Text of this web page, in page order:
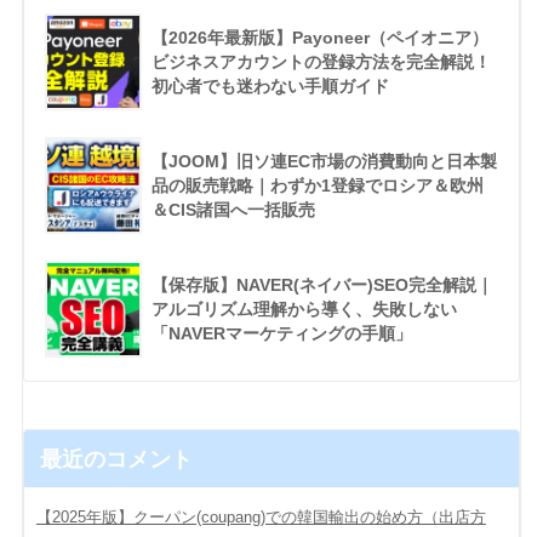
【2026年最新版】Payoneer（ペイオニア）
ビジネスアカウントの登録方法を完全解説！
初心者でも迷わない手順ガイド
【JOOM】旧ソ連EC市場の消費動向と日本製
品の販売戦略｜わずか1登録でロシア＆欧州
＆CIS諸国へ一括販売
【保存版】NAVER(ネイバー)SEO完全解説｜
アルゴリズム理解から導く、失敗しない
「NAVERマーケティングの手順」
最近のコメント
【2025年版】クーパン(coupang)での韓国輸出の始め方（出店方